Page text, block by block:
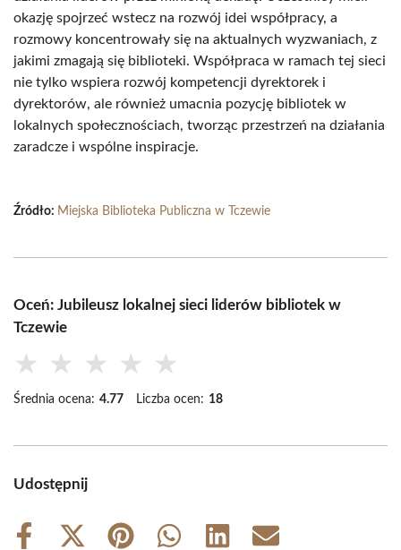
okazję spojrzeć wstecz na rozwój idei współpracy, a
rozmowy koncentrowały się na aktualnych wyzwaniach, z
jakimi zmagają się biblioteki. Współpraca w ramach tej sieci
nie tylko wspiera rozwój kompetencji dyrektorek i
dyrektorów, ale również umacnia pozycję bibliotek w
lokalnych społecznościach, tworząc przestrzeń na działania
zaradcze i wspólne inspiracje.
Źródło: Miejska Biblioteka Publiczna w Tczewie
Oceń: Jubileusz lokalnej sieci liderów bibliotek w
Tczewie
★ ★ ★ ★ ★
Średnia ocena: 4.77 Liczba ocen: 18
Udostępnij
Share
Share
Share
Share
Share
Share